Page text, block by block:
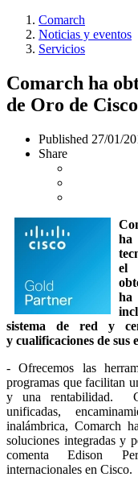
Comarch
Noticias y eventos
Servicios
Comarch ha
de Oro de Cisco
Published 27/01/
Share
ha
el
ha
sistema de red y
y cualificaciones de sus
- Ofrecemos las
programas que facilitan
y una rentabilidad.
unificadas,
inalámbrica, Comarch
soluciones integradas y
comenta Edison
internacionales en Cisco.